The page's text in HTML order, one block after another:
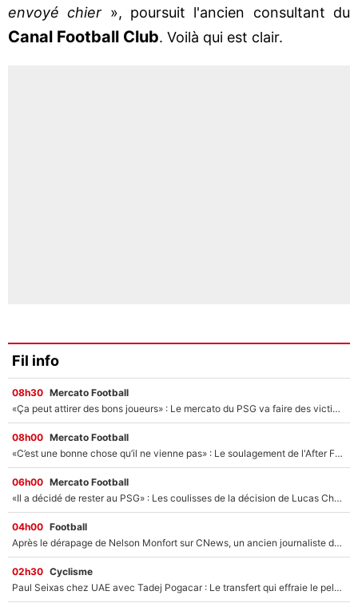
envoyé chier », poursuit l'ancien consultant du
Canal Football Club. Voilà qui est clair.
Fil info
08h30 Mercato Football
«Ça peut attirer des bons joueurs» : Le mercato du PSG va faire des victimes dans l'effectif de Luis Enrique ?
08h00 Mercato Football
«C’est une bonne chose qu’il ne vienne pas» : Le soulagement de l'After Foot après le transfert avorté de Yan Diomandé au PSG
06h00 Mercato Football
«Il a décidé de rester au PSG» : Les coulisses de la décision de Lucas Chevalier pour son transfert
04h00 Football
Après le dérapage de Nelson Monfort sur CNews, un ancien journaliste de France Télévisions relance la polémique sur les incendies en Gironde
02h30 Cyclisme
Paul Seixas chez UAE avec Tadej Pogacar : Le transfert qui effraie le peloton, «c’est la pire des choses qui puisse arriver»